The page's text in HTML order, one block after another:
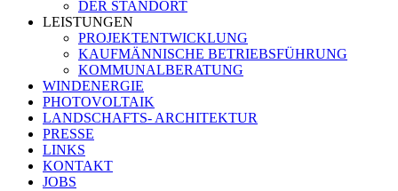
DER STANDORT
LEISTUNGEN
PROJEKTENTWICKLUNG
KAUFMÄNNISCHE BETRIEBSFÜHRUNG
KOMMUNALBERATUNG
WINDENERGIE
PHOTOVOLTAIK
LANDSCHAFTS- ARCHITEKTUR
PRESSE
LINKS
KONTAKT
JOBS